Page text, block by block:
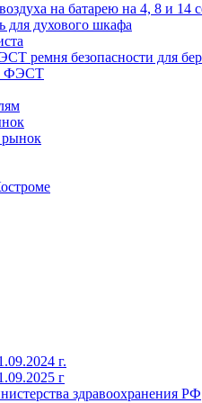
на батарею на 4, 8 и 14
для духового шкафа
ремня безопасности для
ФЭСТ
рынок
г.
г
здравоохранения РФ